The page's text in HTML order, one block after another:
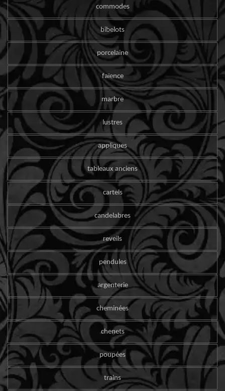
commodes
bibelots
porcelaine
faïence
marbre
lustres
appliques
tableaux anciens
cartels
candelabres
reveils
pendules
argenterie
cheminées
chenets
poupées
trains